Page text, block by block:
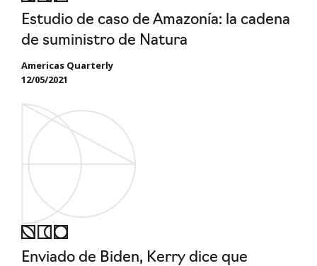
Estudio de caso de Amazonía: la cadena
de suministro de Natura
Americas Quarterly
12/05/2021
Enviado de Biden, Kerry dice que